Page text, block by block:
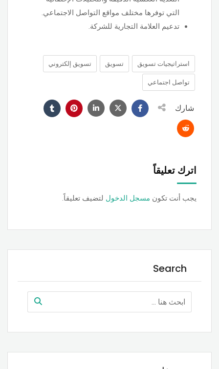
التي توفرها مختلف مواقع التواصل الاجتماعي.
تدعيم العلامة التجارية للشركة.
استراتيجيات تسويق تسويق تسويق إلكتروني
تواصل اجتماعي
شارك
اترك تعليقاً
يجب أنت تكون مسجل الدخول لتضيف تعليقاً.
Search